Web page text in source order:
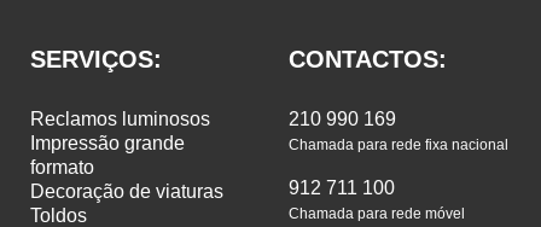
SERVIÇOS:
reclamos luminosos
formato
decoração de viaturas
toldos
CONTACTOS:
210 990 169
Chamada para rede fixa nacional
912 711 100
Chamada para rede móvel